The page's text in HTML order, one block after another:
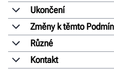
Ukončení
Změny k těmto
Různé
Kontakt